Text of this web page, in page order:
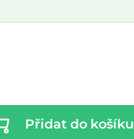
Přidat do košíku